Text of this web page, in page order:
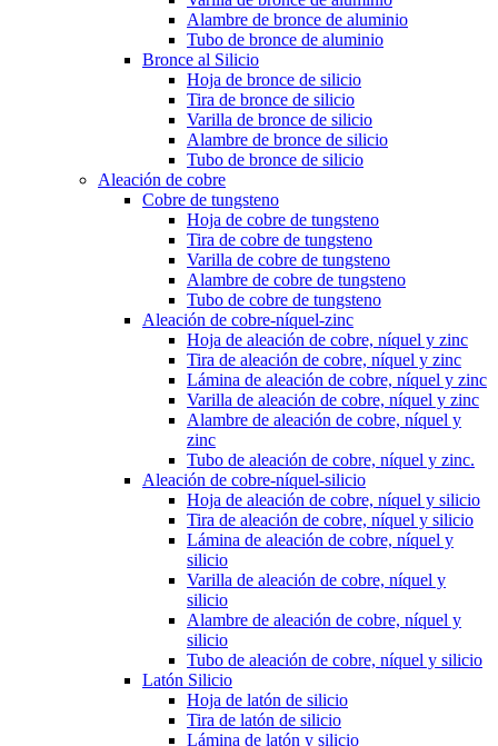
Alambre de bronce de aluminio
Tubo de bronce de aluminio
Bronce al Silicio
Hoja de bronce de silicio
Tira de bronce de silicio
Varilla de bronce de silicio
Alambre de bronce de silicio
Tubo de bronce de silicio
Aleación de cobre
Cobre de tungsteno
Hoja de cobre de tungsteno
Tira de cobre de tungsteno
Varilla de cobre de tungsteno
Alambre de cobre de tungsteno
Tubo de cobre de tungsteno
Aleación de cobre-níquel-zinc
Hoja de aleación de cobre, níquel y zinc
Tira de aleación de cobre, níquel y zinc
Lámina de aleación de cobre, níquel y zinc
Varilla de aleación de cobre, níquel y zinc
Alambre de aleación de cobre, níquel y
zinc
Tubo de aleación de cobre, níquel y zinc.
Aleación de cobre-níquel-silicio
Hoja de aleación de cobre, níquel y silicio
Tira de aleación de cobre, níquel y silicio
Lámina de aleación de cobre, níquel y
silicio
Varilla de aleación de cobre, níquel y
silicio
Alambre de aleación de cobre, níquel y
silicio
Tubo de aleación de cobre, níquel y silicio
Latón Silicio
Hoja de latón de silicio
Tira de latón de silicio
Lámina de latón y silicio